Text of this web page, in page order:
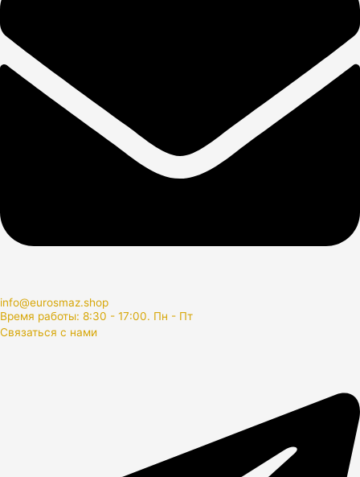
info@eurosmaz.shop
Время работы: 8:30 - 17:00. Пн - Пт
Связаться с нами